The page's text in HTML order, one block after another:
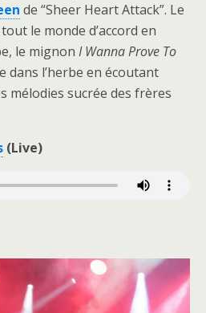
de “Sheer Heart Attack”. Le
le monde d’accord en
le mignon I Wanna Prove To
dans l’herbe en écoutant
mélodies sucrée des frères
(Live)